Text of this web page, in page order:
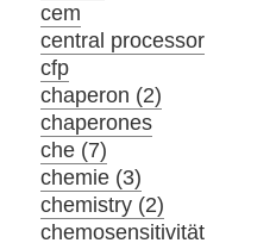
cem
central processor
cfp
chaperon (2)
chaperones
che (7)
chemie (3)
chemistry (2)
chemosensitivität